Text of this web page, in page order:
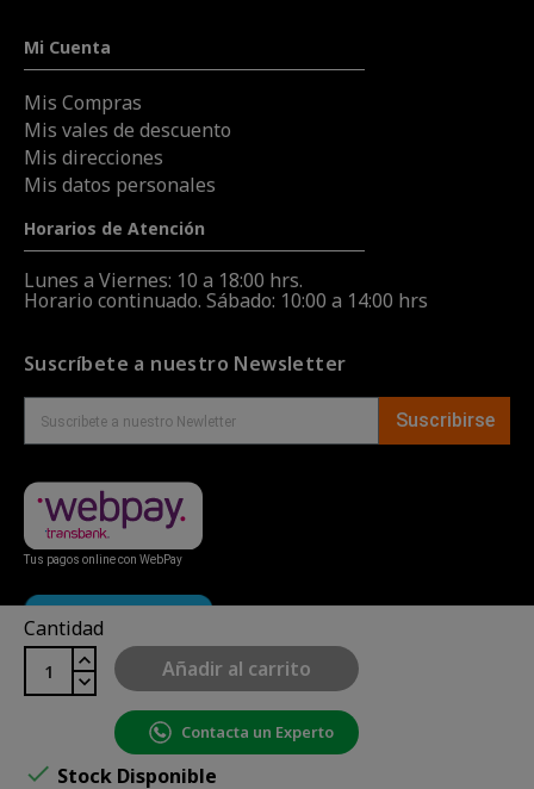
Cantidad
Añadir al carrito
Contacta un Experto
 Stock Disponible
Mi Cuenta
Mis Compras
Mis vales de descuento
Mis direcciones
Mis datos personales
Horarios de Atención
Lunes a Viernes: 10 a 18:00 hrs.
Horario continuado. Sábado: 10:00 a 14:00 hrs
Suscríbete a nuestro Newsletter
Suscribirse
Tus pagos online con WebPay
Copyright© uBike Motos 2026